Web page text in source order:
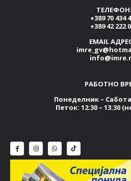
ТЕЛЕФОН:
+389 70 434
+389 42 222
EMAIL
РАБОТНО
Понеделник – Сабота:
Петок: 12:30 – 13:30